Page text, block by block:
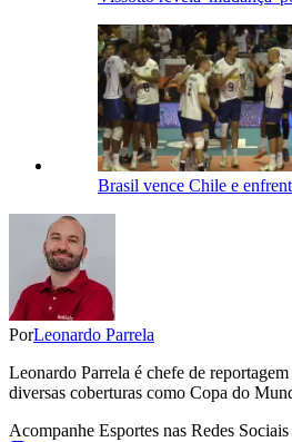
Brasil vence Chile e
PorLeonardo Parrela
Leonardo Parrela é chefe de
diversas coberturas como Copa do
Acompanhe Esportes nas Redes Sociais